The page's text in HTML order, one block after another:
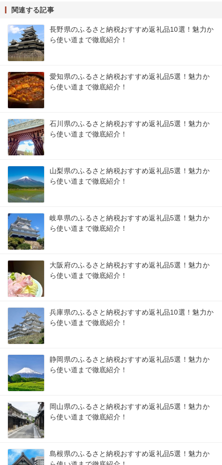
関連する記事
長野県のふるさと納税おすすめ返礼品10選！魅力か
ら使い道まで徹底紹介！
愛知県のふるさと納税おすすめ返礼品5選！魅力か
ら使い道まで徹底紹介！
石川県のふるさと納税おすすめ返礼品5選！魅力か
ら使い道まで徹底紹介！
山梨県のふるさと納税おすすめ返礼品5選！魅力か
ら使い道まで徹底紹介！
岐阜県のふるさと納税おすすめ返礼品5選！魅力か
ら使い道まで徹底紹介！
大阪府のふるさと納税おすすめ返礼品5選！魅力か
ら使い道まで徹底紹介！
兵庫県のふるさと納税おすすめ返礼品10選！魅力か
ら使い道まで徹底紹介！
静岡県のふるさと納税おすすめ返礼品5選！魅力か
ら使い道まで徹底紹介！
岡山県のふるさと納税おすすめ返礼品5選！魅力か
ら使い道まで徹底紹介！
島根県のふるさと納税おすすめ返礼品5選！魅力か